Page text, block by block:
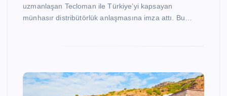
uzmanlaşan Tecloman ile Türkiye’yi kapsayan
münhasır distribütörlük anlaşmasına imza attı. Bu…